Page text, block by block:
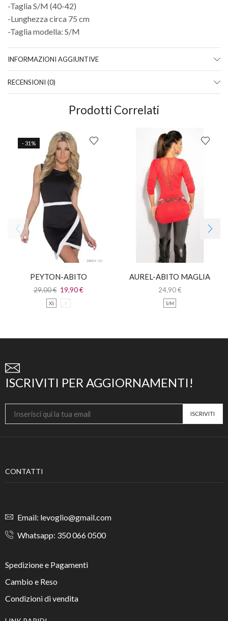
-Taglia S/M (40-42)
-Lunghezza circa 75 cm
-Taglia modella: S/M
INFORMAZIONI AGGIUNTIVE
RECENSIONI (0)
Prodotti Correlati
- 31%
PEYTON-ABITO
ASIMMETRICO
GIROMANICA
29,00€ 19,90€
XS S
AUREL-ABITO MAGLIA
LUNGA CON PIZZO
24,90€
S/M
ISCRIVITI PER AGGIORNAMENTI!
CONTATTI
Email: levoglio@gmail.com
Whatsapp: 350 066 0500
Spedizione e Pagamenti
Cambio e Reso
Condizioni di vendita